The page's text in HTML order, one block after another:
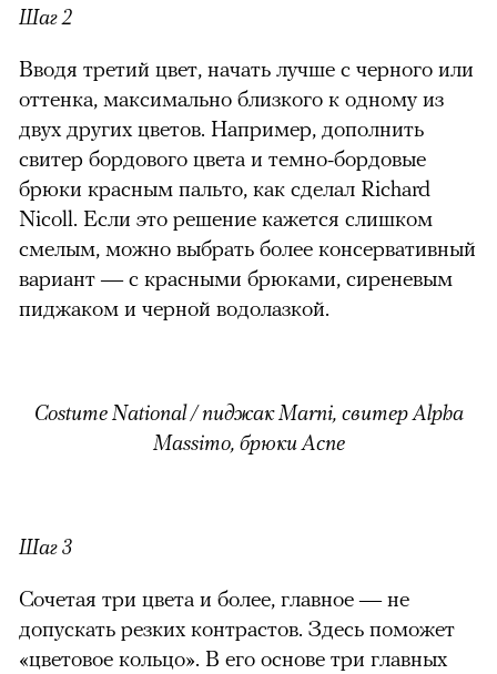
Шаг 2
Вводя третий цвет, начать лучше с черного или
оттенка, максимально близкого к одному из
двух других цветов. Например, дополнить
свитер бордового цвета и темно-бордовые
брюки красным пальто, как сделал Richard
Nicoll. Если это решение кажется слишком
смелым, можно выбрать более консервативный
вариант — с красными брюками, сиреневым
пиджаком и черной водолазкой.
Costume National / пиджак Marni, свитер Alpha
Massimo, брюки Acne
Шаг 3
Сочетая три цвета и более, главное — не
допускать резких контрастов. Здесь поможет
«цветовое кольцо». В его основе три главных